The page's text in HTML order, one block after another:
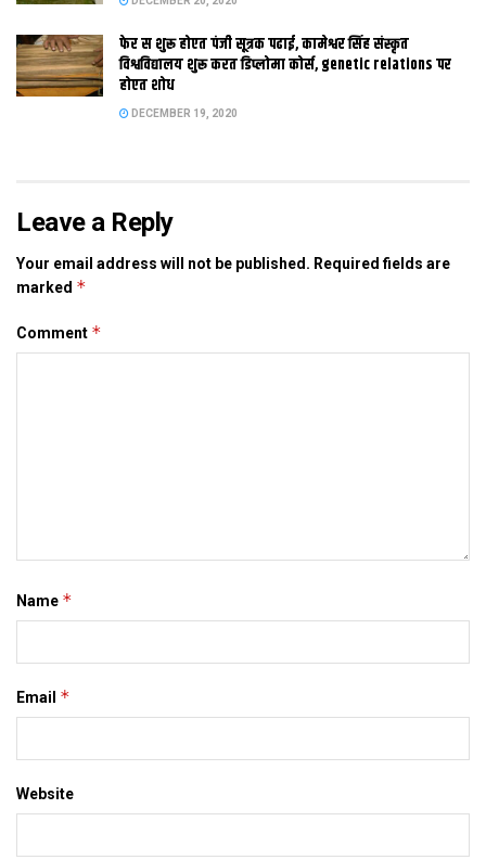
अनुरक्षण नहि भ पाबि रहल अछि।फेर स शुरू होएत पंजी सूत्रक पढाई, कामेश्वर सिंह संस्कृत
विश्वविद्यालय शुरू करत डिप्लोमा कोर्स, genetic relations पर
होएत शोध
DECEMBER 19, 2020
Leave a Reply
Your email address will not be published. Required fields are
marked *
Comment *
Name *
Email *
Website